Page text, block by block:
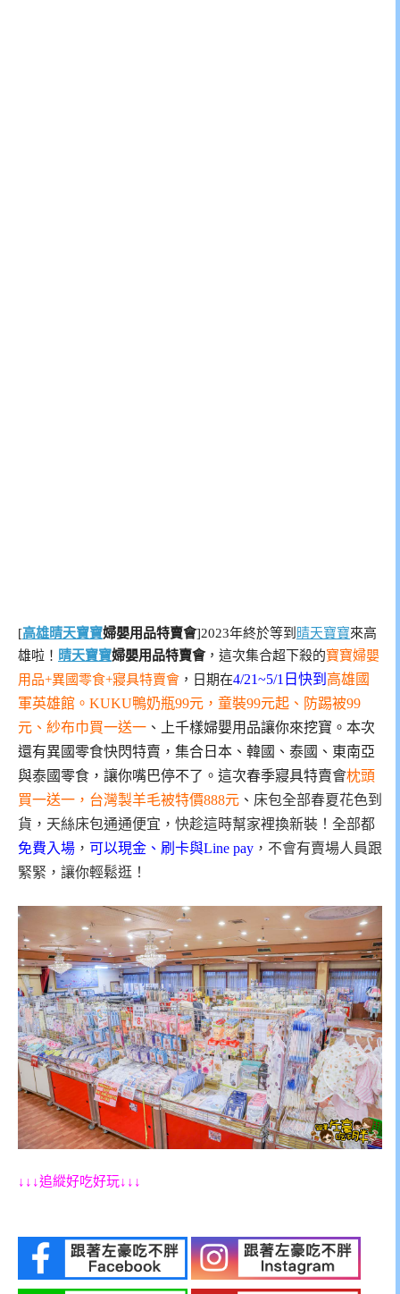
[高雄晴天寶寶婦嬰用品特賣會]2023年終於等到 晴天寶寶來高
雄啦！ 晴天寶寶婦嬰用品特賣會，這次集合超下殺的寶寶婦嬰
用品+異國零食+寢具特賣會 ，日期在4/21~5/1日快到 高雄國
軍英雄館。KUKU鴨奶瓶99元，童裝99元起、防踢被99
元、紗布巾買一送一 、上千樣婦嬰用品讓你來挖寶。本次
還有異國零食快閃特賣，集合日本、韓國、泰國、東南亞
與泰國零食，讓你嘴巴停不了。這次春季寢具特賣會枕頭
買一送一，台灣製羊毛被特價888元 、 床包全部春夏花色到
貨，天絲床包通通便宜，快趁這時幫家裡換新裝！全部都
免費入場 ， 可以現金、刷卡與Line pay ，不會有賣場人員跟
緊緊，讓你輕鬆逛！
↓↓↓追縱好吃好玩↓↓↓